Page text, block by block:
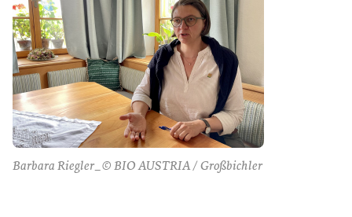
Barbara Riegler_© BIO AUSTRIA / Großbichler